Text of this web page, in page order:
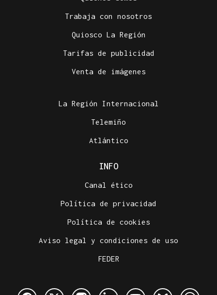
Trabaja con nosotros
Quiosco La Región
Tarifas de publicidad
Venta de imágenes
La Región Internacional
Telemiño
Atlántico
INFO
Canal ético
Política de privacidad
Política de cookies
Aviso legal y condiciones de uso
FEDER